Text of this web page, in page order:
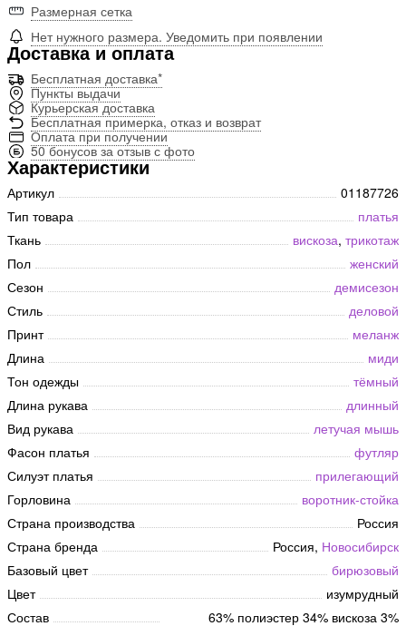
Размерная сетка
Нет нужного размера. Уведомить при появлении
Доставка и оплата
Бесплатная доставка*
Пункты выдачи
Курьерская доставка
Бесплатная примерка, отказ и возврат
Оплата при получении
50 бонусов за отзыв с фото
Характеристики
Артикул
01187726
Тип товара
платья
Ткань
вискоза, трикотаж
Пол
женский
Сезон
демисезон
Стиль
деловой
Принт
меланж
Длина
миди
Тон одежды
тёмный
Длина рукава
длинный
Вид рукава
летучая мышь
Фасон платья
футляр
Силуэт платья
прилегающий
Горловина
воротник-стойка
Страна производства
Россия
Страна бренда
Россия, Новосибирск
Базовый цвет
бирюзовый
Цвет
изумрудный
Состав
63% полиэстер 34% вискоза 3%